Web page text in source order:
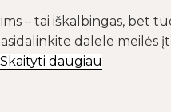
– tai iškalbingas, bet
dalele meilės
Skaityti daugiau